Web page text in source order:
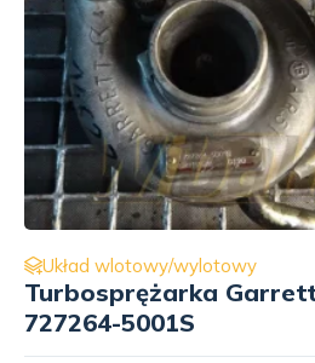
Układ wlotowy/wylotowy
Turbosprężarka Garrett
072145703